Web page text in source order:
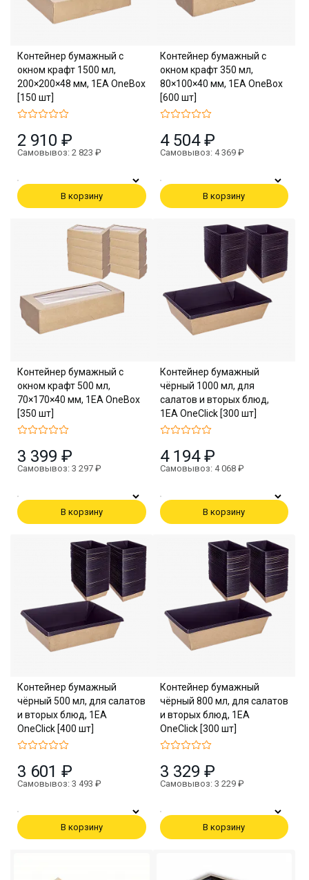
Контейнер бумажный с
окном крафт 1500 мл,
200×200×48 мм, 1EA OneBox
[150 шт]
2 910 ₽
Самовывоз: 2 823 ₽
В корзину
Контейнер бумажный с
окном крафт 350 мл,
80×100×40 мм, 1EA OneBox
[600 шт]
4 504 ₽
Самовывоз: 4 369 ₽
В корзину
Контейнер бумажный с
окном крафт 500 мл,
70×170×40 мм, 1EA OneBox
[350 шт]
3 399 ₽
Самовывоз: 3 297 ₽
В корзину
Контейнер бумажный
чёрный 1000 мл, для
салатов и вторых блюд,
1EA OneClick [300 шт]
4 194 ₽
Самовывоз: 4 068 ₽
В корзину
Контейнер бумажный
чёрный 500 мл, для салатов
и вторых блюд, 1EA
OneClick [400 шт]
3 601 ₽
Самовывоз: 3 493 ₽
В корзину
Контейнер бумажный
чёрный 800 мл, для салатов
и вторых блюд, 1EA
OneClick [300 шт]
3 329 ₽
Самовывоз: 3 229 ₽
В корзину